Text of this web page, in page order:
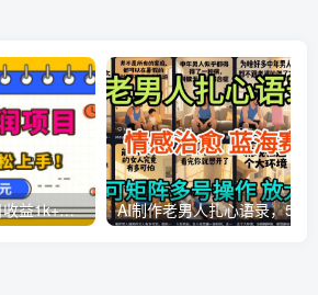
游戏高利润项目，日收益1k+，全自动，无需值守，解放双手，小白轻松上手【揭秘】